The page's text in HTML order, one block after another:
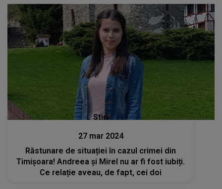
Stiri
27 mar 2024
Răstunare de situației în cazul crimei din
Timișoara! Andreea și Mirel nu ar fi fost iubiți.
Ce relație aveau, de fapt, cei doi